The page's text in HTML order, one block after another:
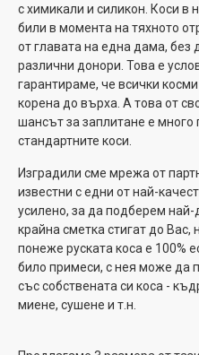
с химикали и силикон. Коси в
били в момента на тяхното
от главата на една дама, без
различни донори. Това е
гарантираме, че всички
корена до върха. А това от
шансът за заплитане е
стандартните коси.
Изградили сме мрежа от
известни с едни от най-
усилено, за да подберем най-
крайна сметка стигат до Вас,
понеже руската коса е 100%
било примеси, с нея може да
със собствената си коса -
миене, сушене и т.н.